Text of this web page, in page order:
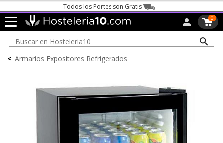
Todos los Portes son Gratis
0
< Armarios Expositores Refrigerados